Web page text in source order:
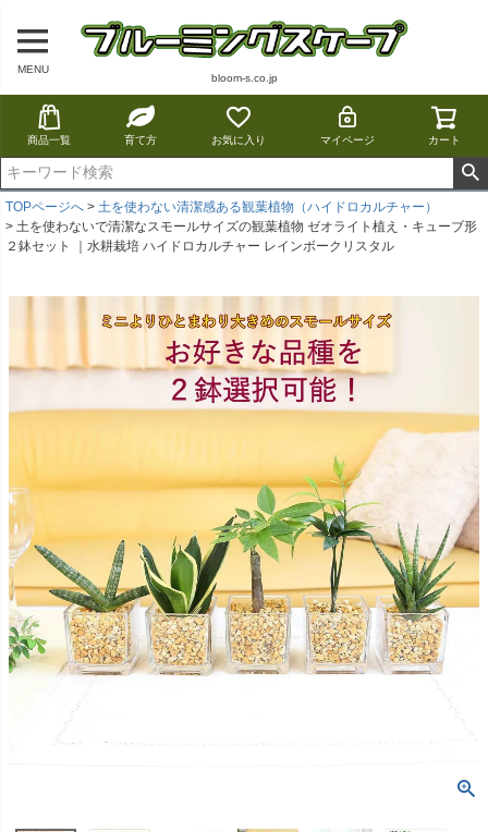
MENU
bloom-s.co.jp
商品一覧 育て方 お気に入り マイページ カート
TOPページへ
土を使わない清潔感ある観葉植物（ハイドロカルチャー）
土を使わないで清潔なスモールサイズの観葉植物 ゼオライト植え・キューブ形
２鉢セット ｜水耕栽培 ハイドロカルチャー レインボークリスタル